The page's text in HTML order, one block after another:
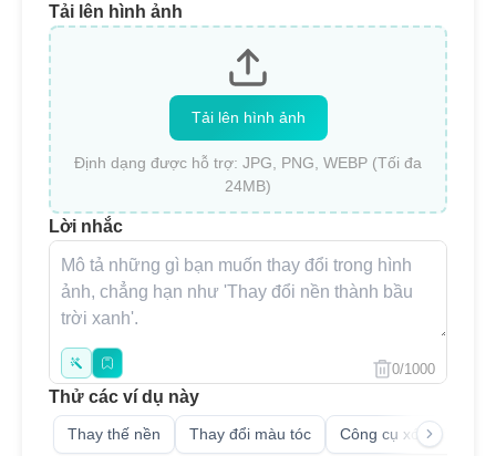
Tải lên hình ảnh
Tải lên hình ảnh
Định dạng được hỗ trợ: JPG, PNG, WEBP (Tối đa
24MB)
Lời nhắc
0/1000
Thử các ví dụ này
Thay thế nền Thay đổi màu tóc Công cụ xóa đối